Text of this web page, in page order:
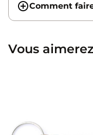
Comment
Vous